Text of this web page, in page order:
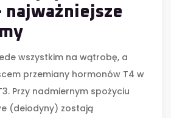
najważniejsze
wszystkim na wątrobę, a
przemiany hormonów T4 w
Przy nadmiernym spożyciu
(deiodyny) zostają